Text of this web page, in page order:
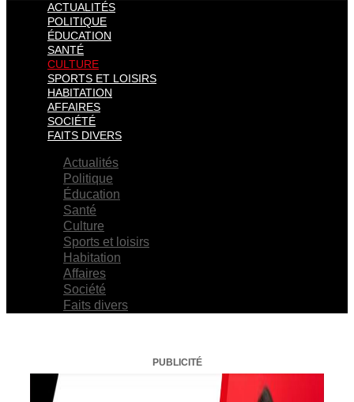
ACTUALITÉS
POLITIQUE
ÉDUCATION
SANTÉ
CULTURE
SPORTS ET LOISIRS
HABITATION
AFFAIRES
SOCIÉTÉ
FAITS DIVERS
Actualités
Politique
Éducation
Santé
Culture
Sports et loisirs
Habitation
Affaires
Société
Faits divers
PUBLICITÉ